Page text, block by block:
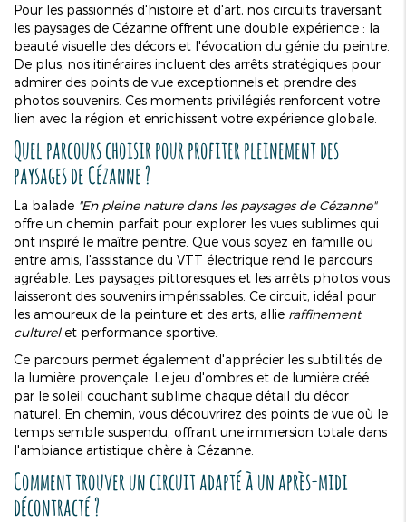
Pour les passionnés d'histoire et d'art, nos circuits traversant
les paysages de Cézanne offrent une double expérience : la
beauté visuelle des décors et l'évocation du génie du peintre.
De plus, nos itinéraires incluent des arrêts stratégiques pour
admirer des points de vue exceptionnels et prendre des
photos souvenirs. Ces moments privilégiés renforcent votre
lien avec la région et enrichissent votre expérience globale.
Quel parcours choisir pour profiter pleinement des
paysages de Cézanne ?
La balade "En pleine nature dans les paysages de Cézanne"
offre un chemin parfait pour explorer les vues sublimes qui
ont inspiré le maître peintre. Que vous soyez en famille ou
entre amis, l'assistance du VTT électrique rend le parcours
agréable. Les paysages pittoresques et les arrêts photos vous
laisseront des souvenirs impérissables. Ce circuit, idéal pour
les amoureux de la peinture et des arts, allie raffinement
culturelet performance sportive.
Ce parcours permet également d'apprécier les subtilités de
la lumière provençale. Le jeu d'ombres et de lumière créé
par le soleil couchant sublime chaque détail du décor
naturel. En chemin, vous découvrirez des points de vue où le
temps semble suspendu, offrant une immersion totale dans
l'ambiance artistique chère à Cézanne.
Comment trouver un circuit adapté à un après-midi
décontracté ?